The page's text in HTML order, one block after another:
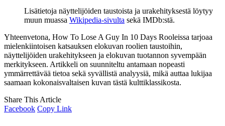
Lisätietoja näyttelijöiden taustoista ja urakehityksestä löytyy
muun muassa Wikipedia-sivulta sekä IMDb:stä.
Yhteenvetona, How To Lose A Guy In 10 Days Rooleissa tarjoaa
mielenkiintoisen katsauksen elokuvan roolien taustoihin,
näyttelijöiden urakehitykseen ja elokuvan tuotannon syvempään
merkitykseen. Artikkeli on suunniteltu antamaan nopeasti
ymmärrettävää tietoa sekä syvällistä analyysiä, mikä auttaa lukijaa
saamaan kokonaisvaltaisen kuvan tästä kulttiklassikosta.
Share This Article
Facebook Copy Link